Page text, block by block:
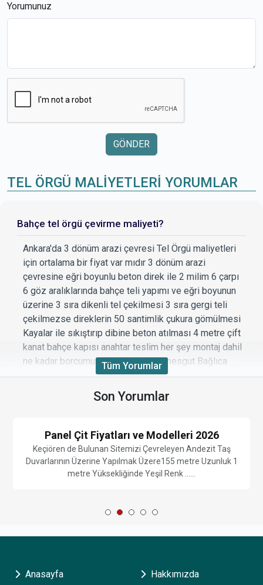
Yorumunuz
GÖNDER
TEL ÖRGÜ MALİYETLERİ YORUMLAR
Tüm Yorumlar
Bahçe tel örgü çevirme maliyeti?
Ankara'da 3 dönüm arazi çevresi Tel Örgü maliyetleri
için ortalama bir fiyat var mıdır 3 dönüm arazi
çevresine eğri boyunlu beton direk ile 2 milim 6 çarpı
6 göz aralıklarında bahçe teli yapımı ve eğri boyunun
üzerine 3 sıra dikenli tel çekilmesi 3 sıra gergi teli
çekilmezse direklerin 50 santimlik çukura gömülmesi
Kayalar ile sıkıştırıp dibine beton atılması 4 metre çift
kanat bahçe kapısı anahtar teslim her şey montaj dahil
ne kadar borcumuz olur yerimiz Etimesgut Bağlıca
tarafındadır montaj her şey size aittir yerimiz de Su
yoktur suyu da getirmelisiniz bu şekilde borcumuz ne
4 Dönüm Etrafı İçin Tel Örgü Fiyatı İstiyorum bana
Ankara GÖLBAŞI Hacılar köyü için 260 270 metre arası
sizden 2 mm Tel kalınlığı, 240 cm eğri beton direkli, 3
Son Yorumlar
Panel Çit Fiyatları ve Modelleri 2026
Keçiören de Bulunan Sitemizi Çevreleyen Andezit Taş
Duvarlarının Üzerine Yapılmak Üzere155 metre Uzunluk 1
metre Yüksekliğinde Yeşil Renk ......
Anasayfa
Hakkımızda